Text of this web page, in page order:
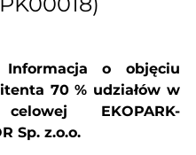
Informacja o objęciu
70 % udziałów w
EKOPARK-
Sp. z.o.o.